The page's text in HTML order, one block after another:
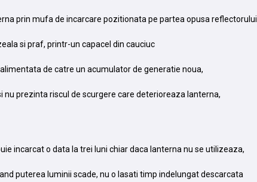
prin mufa de incarcare pozitionata pe partea opusa reflectorului
si praf, printr-un capacel din cauciuc
de catre un acumulator de generatie noua,
prezinta riscul de scurgere care deterioreaza lanterna,
incarcat o data la trei luni chiar daca lanterna nu se utilizeaza,
puterea luminii scade, nu o lasati timp indelungat descarcata